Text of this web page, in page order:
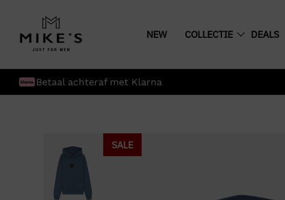
NEW COLLECTIE DEALS
Betaal achteraf met Klarna
SALE